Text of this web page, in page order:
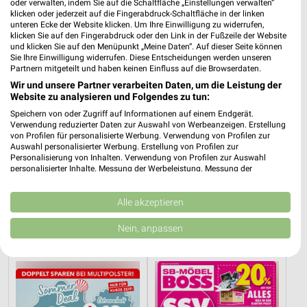
Gültig bis Sa. 15.08.
Gartenliebe
Gültig bis Sa. 26.09.
oder verwalten, indem Sie auf die Schaltfläche „Einstellungen verwalten“
klicken oder jederzeit auf die Fingerabdruck-Schaltfläche in der linken
unteren Ecke der Website klicken. Um Ihre Einwilligung zu widerrufen,
klicken Sie auf den Fingerabdruck oder den Link in der Fußzeile der Website
und klicken Sie auf den Menüpunkt „Meine Daten“. Auf dieser Seite können
Sie Ihre Einwilligung widerrufen. Diese Entscheidungen werden unseren
Partnern mitgeteilt und haben keinen Einfluss auf die Browserdaten.
Wir und unsere Partner verarbeiten Daten, um die Leistung der
Website zu analysieren und Folgendes zu tun:
Speichern von oder Zugriff auf Informationen auf einem Endgerät.
Verwendung reduzierter Daten zur Auswahl von Werbeanzeigen. Erstellung
von Profilen für personalisierte Werbung. Verwendung von Profilen zur
Auswahl personalisierter Werbung. Erstellung von Profilen zur
Personalisierung von Inhalten. Verwendung von Profilen zur Auswahl
personalisierter Inhalte. Messung der Werbeleistung. Messung der
Kombinationen von Daten aus verschiedenen Quellen. Entwicklung und
Verbesserung der Angebote. Verwendung reduzierter Daten zur Auswahl
von Inhalten.
Daten können außerhalb der Europäischen Union weitergegeben und in die
Website/App.
Partnerliste anzeigen (1 IAB-Anbieter)
Wir nutzen Ihre Daten für folgende Zwecke:
Alle akzeptieren
Nein, anpassen